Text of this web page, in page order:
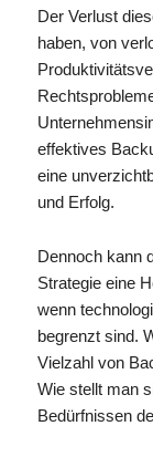
Der Verlust
haben, von
effektives
eine
und Erfolg.
Dennoch kann
Strategie eine
wenn
begrenzt sind.
Vielzahl von
Wie stellt man
Bedürfnissen